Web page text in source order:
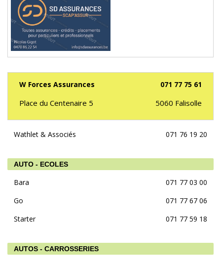
W Forces Assurances 071 77 75 61
Place du Centenaire 5 5060 Falisolle
Wathlet & Associés 071 76 19 20
AUTO - ECOLES
Bara
071 77 03 00
Go
071 77 67 06
Starter
071 77 59 18
AUTOS - CARROSSERIES